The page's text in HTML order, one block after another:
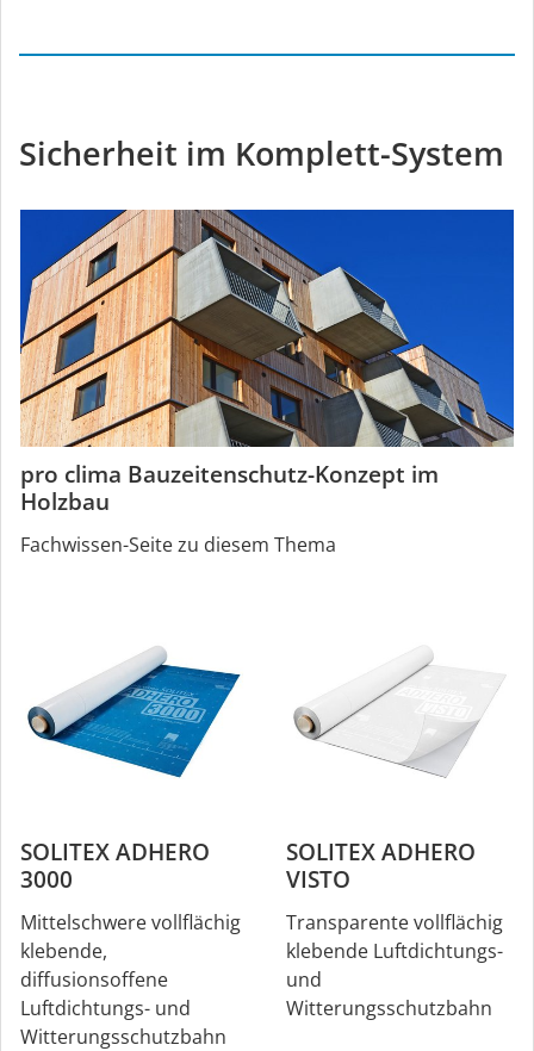
Sicherheit im Komplett-System
pro clima Bauzeitenschutz-Konzept im
Holzbau
Fachwissen-Seite zu diesem Thema
SOLITEX ADHERO
3000
Mittelschwere vollflächig
klebende,
diffusionsoffene
Luftdichtungs- und
Witterungsschutzbahn
SOLITEX ADHERO
VISTO
Transparente vollflächig
klebende Luftdichtungs-
und
Witterungsschutzbahn